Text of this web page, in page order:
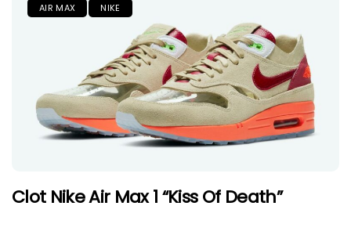
AIR MAX NIKE
Clot Nike Air Max 1 “Kiss Of Death”